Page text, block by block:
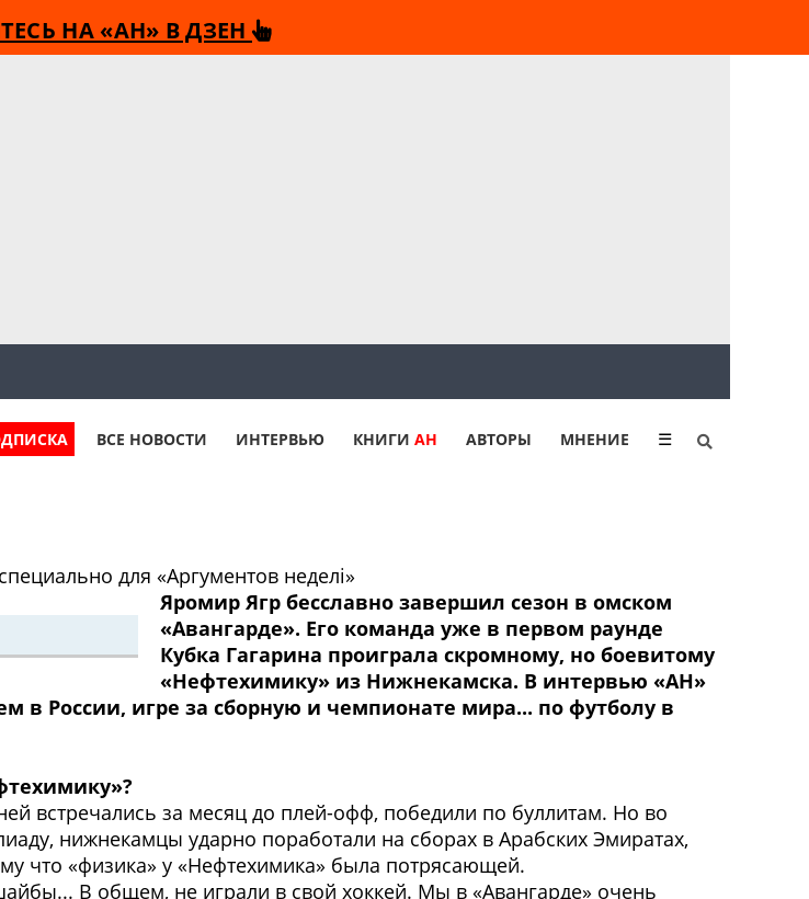
НА «АН» В ДЗЕН
ВСЕ НОВОСТИ ИНТЕРВЬЮ КНИГИ АН АВТОРЫ МНЕНИЕ ☰
для «Аргументов неделi»
Яромир Ягр бесславно завершил сезон в омском
«Авангарде». Его команда уже в первом раунде
Кубка Гагарина проиграла скромному, но боевитому
«Нефтехимику» из Нижнекамска. В интервью «АН»
в России, игре за сборную и чемпионате мира... по футболу в
встречались за месяц до плей-офф, победили по буллитам. Но во
нижнекамцы ударно поработали на сборах в Арабских Эмиратах,
что «физика» у «Нефтехимика» была потрясающей.
В общем, не играли в свой хоккей. Мы в «Авангарде» очень